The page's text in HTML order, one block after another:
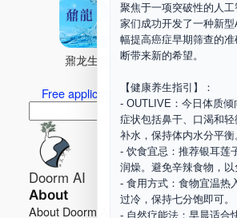
聚焦于一项突破性的人
家们成功开发了一种新
幅提高癌症早期筛查的
断带来新的希望。
【健康养生指引】：
- OUTLIVE：今日体质
症状包括鼻干、口渴和
补水，保持体内水分平衡
- 饮食宜忌：推荐银耳莲
润燥。避免辛辣食物，以
- 食用方式：食物宜温热
过冷，保持七分饱即可。
- 自然疗能法：早晨适合
鼐龙生物 PLM
Free application for “Healing
索
Search
Doorm AI
About
About Doorm AI